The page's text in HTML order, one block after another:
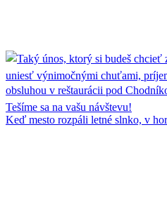
Keď mesto rozpáli letné slnko, v